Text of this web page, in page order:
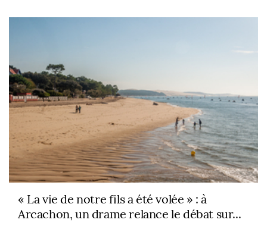
« La vie de notre fils a été volée » : à
Arcachon, un drame relance le débat sur...